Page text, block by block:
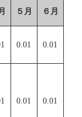
５月 ６月
0.01
0.01
0.01 0.01